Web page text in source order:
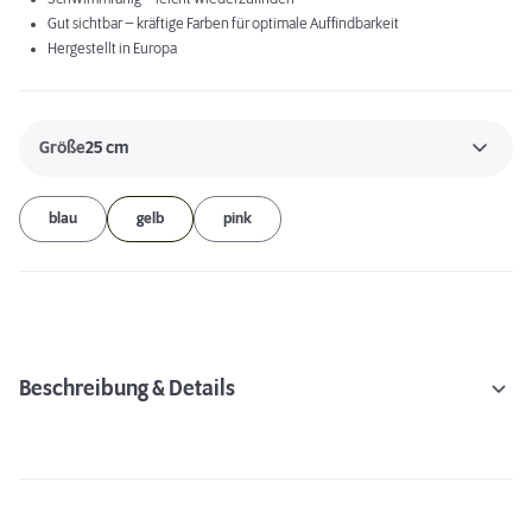
Gut sichtbar – kräftige Farben für optimale Auffindbarkeit
Hergestellt in Europa
Größe25 cm
blau gelb pink
Beschreibung & Details